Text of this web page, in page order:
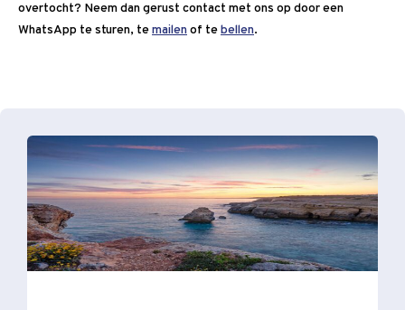
overtocht? Neem dan gerust contact met ons op door een
WhatsApp te sturen, te mailen of te bellen.